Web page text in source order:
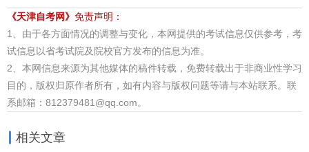
《天津自考网》 免责声明：
1、由于各方面情况的调整与变化，本网提供的考试信息仅供参考，考
试信息以省考试院及院校官方发布的信息为准。
2、本网信息来源为其他媒体的稿件转载，免费转载出于非商业性学习
目的，版权归原作者所有，如有内容与版权问题等请与本站联系。联
系邮箱：812379481@qq.com。
相关文章